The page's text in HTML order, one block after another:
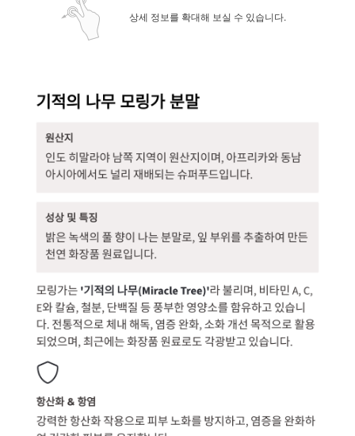
상세 정보를 확대해 보실 수 있습니다.